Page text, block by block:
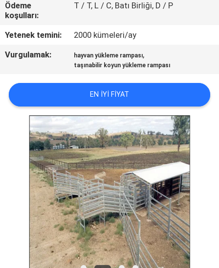
BIR
HARITASI
GIZLILIK
POLITIKASI
Ödeme
koşulları:
T / T, L / C, Batı Birliği, D / P
Yetenek temini:
2000 kümeleri/ay
Vurgulamak:
hayvan yükleme rampası,
taşınabilir koyun yükleme rampası
EN IYI FIYAT